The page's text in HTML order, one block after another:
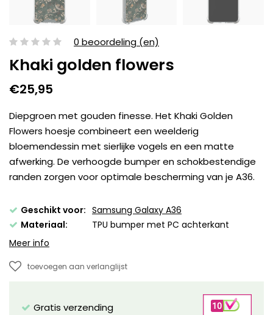
0 beoordeling (en)
Khaki golden flowers
€25,95
Diepgroen met gouden finesse. Het Khaki Golden
Flowers hoesje combineert een weelderig
bloemendessin met sierlijke vogels en een matte
afwerking. De verhoogde bumper en schokbestendige
randen zorgen voor optimale bescherming van je A36.
Geschikt voor: Samsung Galaxy A36
Materiaal:
TPU bumper met PC achterkant
Meer info
toevoegen aan verlanglijst
Gratis verzending